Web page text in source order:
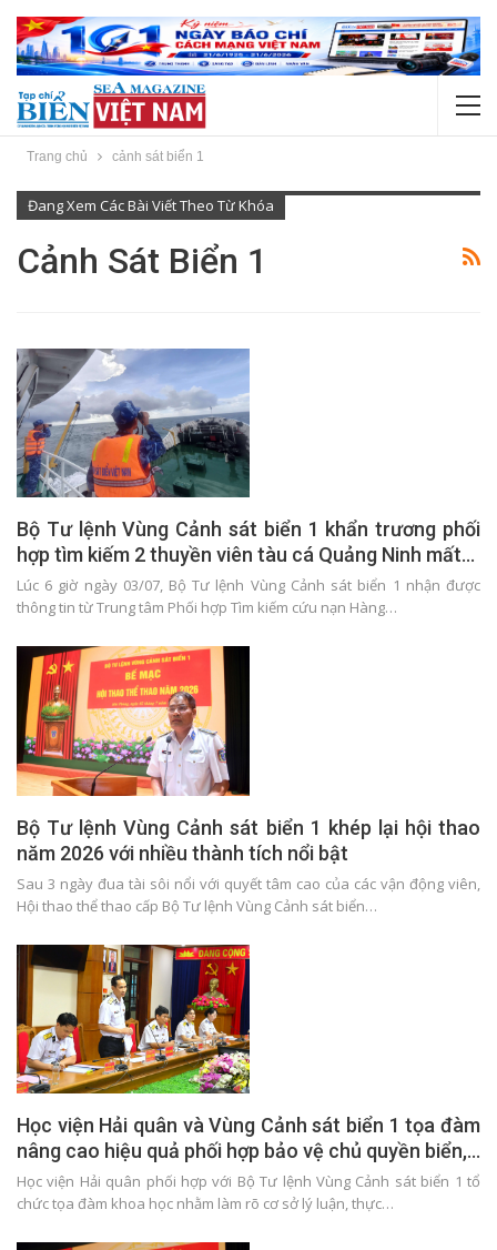
Trang chủ cảnh sát biển 1
Đang Xem Các Bài Viết Theo Từ Khóa
Cảnh Sát Biển 1
Bộ Tư lệnh Vùng Cảnh sát biển 1 khẩn trương phối
hợp tìm kiếm 2 thuyền viên tàu cá Quảng Ninh mất…
Lúc 6 giờ ngày 03/07, Bộ Tư lệnh Vùng Cảnh sát biển 1 nhận được
thông tin từ Trung tâm Phối hợp Tìm kiếm cứu nạn Hàng…
Bộ Tư lệnh Vùng Cảnh sát biển 1 khép lại hội thao
năm 2026 với nhiều thành tích nổi bật
Sau 3 ngày đua tài sôi nổi với quyết tâm cao của các vận động viên,
Hội thao thể thao cấp Bộ Tư lệnh Vùng Cảnh sát biển…
Học viện Hải quân và Vùng Cảnh sát biển 1 tọa đàm
nâng cao hiệu quả phối hợp bảo vệ chủ quyền biển,…
Học viện Hải quân phối hợp với Bộ Tư lệnh Vùng Cảnh sát biển 1 tổ
chức tọa đàm khoa học nhằm làm rõ cơ sở lý luận, thực…